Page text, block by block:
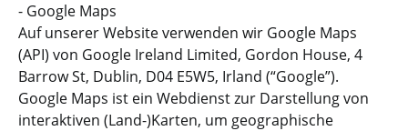
- Google Maps
Auf unserer Website verwenden wir Google Maps
(API) von Google Ireland Limited, Gordon House, 4
Barrow St, Dublin, D04 E5W5, Irland (“Google”).
Google Maps ist ein Webdienst zur Darstellung von
interaktiven (Land-)Karten, um geographische